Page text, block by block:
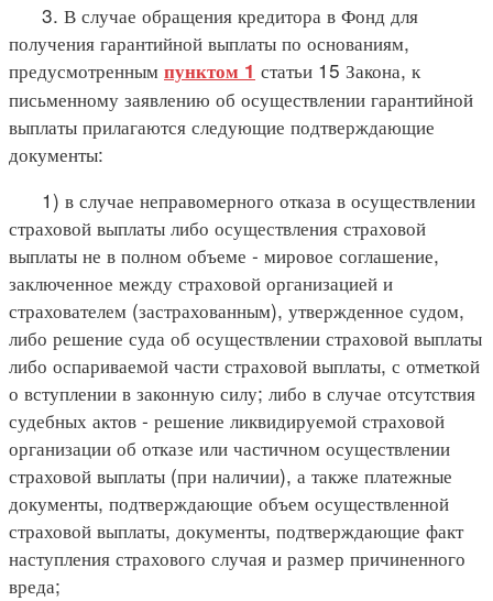
3. В случае обращения кредитора в Фонд для
получения гарантийной выплаты по основаниям,
предусмотренным пунктом 1 статьи 15 Закона, к
письменному заявлению об осуществлении гарантийной
выплаты прилагаются следующие подтверждающие
документы:
1) в случае неправомерного отказа в осуществлении
страховой выплаты либо осуществления страховой
выплаты не в полном объеме - мировое соглашение,
заключенное между страховой организацией и
страхователем (застрахованным), утвержденное судом,
либо решение суда об осуществлении страховой выплаты
либо оспариваемой части страховой выплаты, с отметкой
о вступлении в законную силу; либо в случае отсутствия
судебных актов - решение ликвидируемой страховой
организации об отказе или частичном осуществлении
страховой выплаты (при наличии), а также платежные
документы, подтверждающие объем осуществленной
страховой выплаты, документы, подтверждающие факт
наступления страхового случая и размер причиненного
вреда;